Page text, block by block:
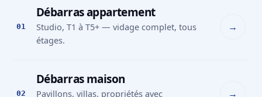
01
Débarras appartement
Studio, T1 à T5+ — vidage complet, tous
étages.
→
02
Débarras maison
Pavillons, villas, propriétés avec
→